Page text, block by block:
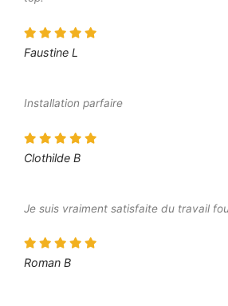
Faustine L
Installation parfaire
Clothilde B
Je suis vraiment satisfaite du travail
Roman B